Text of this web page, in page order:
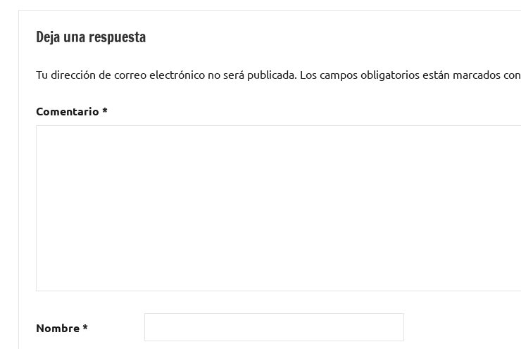
and
bad
million,
Deja una respuesta
Tu dirección de correo electrónico no será publicada. Los campos obligatorios están marcados con
Comentario *
Nombre*